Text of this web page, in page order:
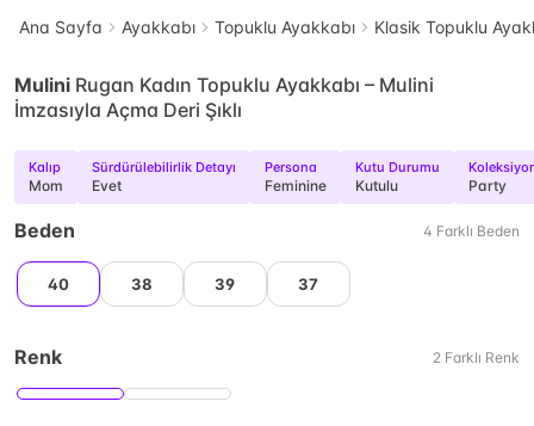
Ana Sayfa Ayakkabı Topuklu Ayakkabı Klasik Topuklu
Mulini Rugan Kadın Topuklu Ayakkabı – Mulini
İmzasıyla Açma Deri Şıklı
Kalıp
Mom
Sürdürülebilirlik Detayı
Evet
Persona
Feminine
Kutu Durumu
Kutulu Party
Beden 4 Farklı Beden
40 38 39 37
Renk 2 Farklı Renk